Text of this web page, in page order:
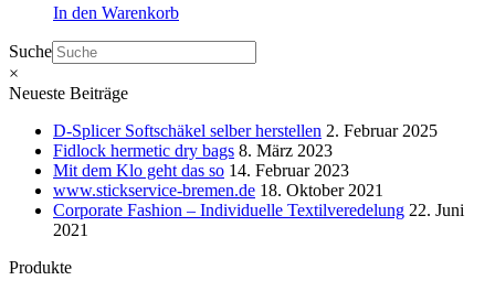
In den Warenkorb
Suche
×
Neueste Beiträge
D-Splicer Softschäkel selber herstellen 2. Februar 2025
Fidlock hermetic dry bags 8. März 2023
Mit dem Klo geht das so 14. Februar 2023
www.stickservice-bremen.de 18. Oktober 2021
Corporate Fashion – Individuelle Textilveredelung 22. Juni
2021
Produkte